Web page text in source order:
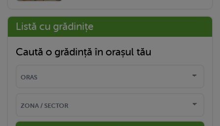
Listă cu grădinițe
Caută o grădință în orașul tău